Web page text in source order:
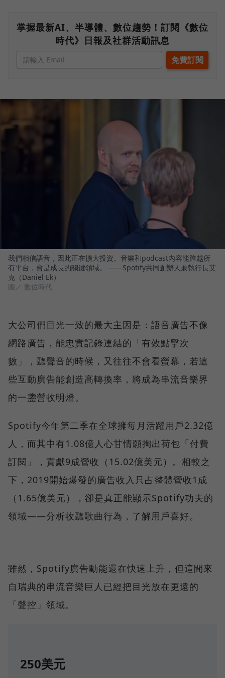
掌握最新AI、半導體、數位趨勢！訂閱《數位
時代》日報及社群活動訊息
我們相信語音，因此正在擴大投資。音樂和podcast內容能跨越所
有平台，會是成長的關鍵領域。 ——Spotify共同創辦人兼執行長艾
克（Daniel Ek）
圖／ 數位時代
大公司們目光一致的最大主因是：語音廣告不像
網路廣告，能忠實記錄連結的「有效點擊次
數」，聽聲音的時候，又往往不會看螢幕，若這
些互動廣告能創造高轉換率，將成為串流音樂界
的一盞營收明燈。
Spotify今年第二季在全球擁每月活躍用戶2.32億
人，而其中有1.08億人心甘情願掏出荷包「付費
訂閱」，貢獻9成營收（15.02億美元）。相較之
下，2019開始爆發的廣告收入只占整體營收1成
（1.65億美元），卻是真正能顯示Spotify功夫的
領域——分析收聽歌曲行為，了解用戶喜好。
雖然，Spotify廣告動能還在快速上升，但這間來
自瑞典的串流音樂巨人已經把目光放在更遠的
「聲控」領域。
250美元